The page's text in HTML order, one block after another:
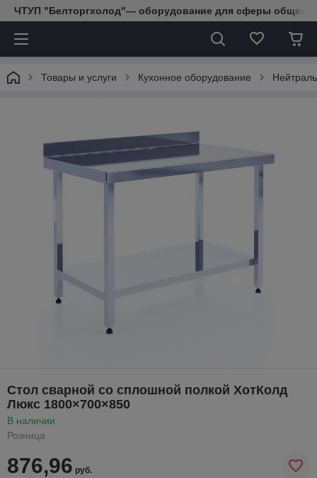
ЧТУП "Белторгхолод"— оборудование для сферы
Товары и услуги Кухонное оборудование
Стол сварной со сплошной полкой ХотКолд
Люкс 1800×700×850
В наличии
Розница
876,96 руб.